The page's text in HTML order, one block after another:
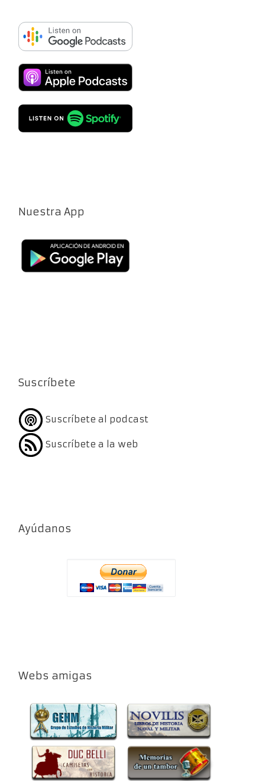
Nuestra App
Suscríbete
Suscríbete al podcast
Suscríbete a la web
Ayúdanos
Webs amigas